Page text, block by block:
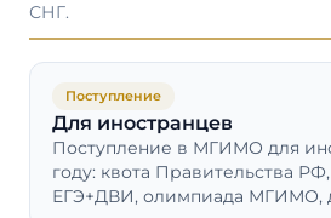
СНГ.
Поступление
Для иностранцев
Поступление в МГИМО для
году: квота Правительства
ЕГЭ+ДВИ, олимпиада МГИМО,